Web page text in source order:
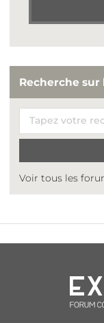
Recherche sur
Voir tous les